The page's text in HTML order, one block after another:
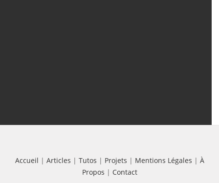
Accueil | Articles | Tutos | Projets | Mentions Légales | À
Propos | Contact